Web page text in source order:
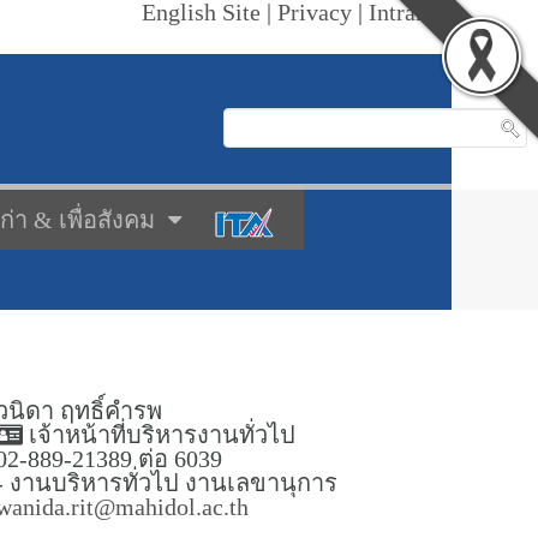
English Site | Privacy | Intranet
า & เพื่อสังคม
นิดา ฤทธิ์คำรพ
เจ้าหน้าที่บริหารงานทั่วไป
889-21389 ต่อ 6039
งานบริหารทั่วไป งานเลขานุการ